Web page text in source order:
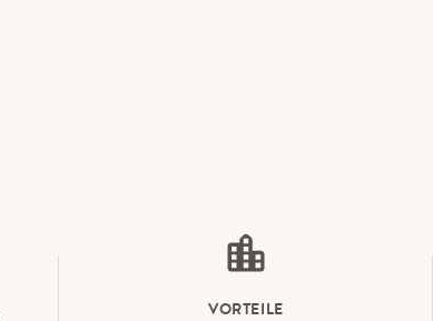
VORTEILE